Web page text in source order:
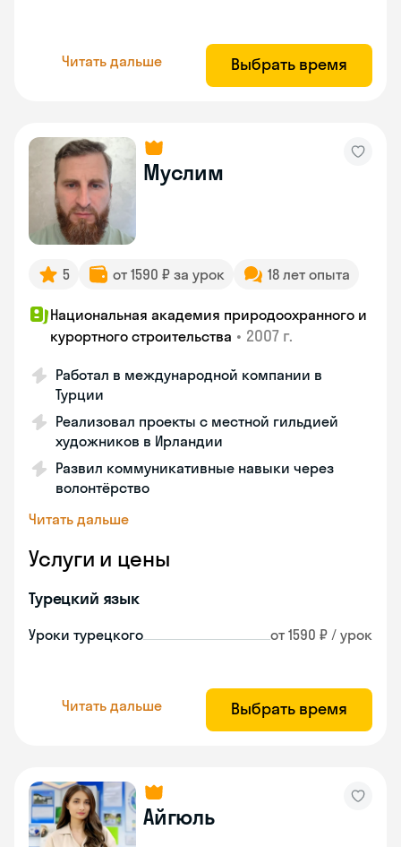
Читать дальше Выбрать время
Муслим
5 от 1590 ₽ за урок 18 лет опыта
Национальная академия природоохранного и
курортного строительства • 2007 г.
Работал в международной компании в
Турции
Реализовал проекты с местной гильдией
художников в Ирландии
Развил коммуникативные навыки через
волонтёрство
Читать дальше
Услуги и цены
Турецкий язык
Уроки турецкого от 1590 ₽ / урок
Читать дальше Выбрать время
Айгюль